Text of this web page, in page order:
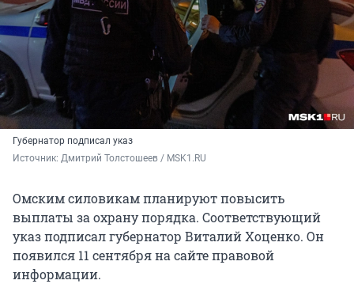
Губернатор подписал указ
Источник: Дмитрий Толстошеев / MSK1.RU
Омским силовикам планируют повысить
выплаты за охрану порядка. Соответствующий
указ подписал губернатор Виталий Хоценко. Он
появился 11 сентября на сайте правовой
информации.